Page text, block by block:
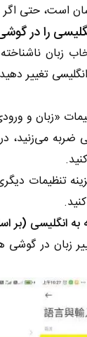
است، حتی
را در
زبان
تغییر
«زبان و
ضربه
تنظیمات
زبان در